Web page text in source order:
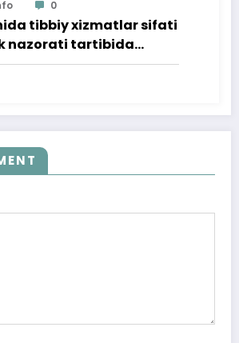
0
tibbiy xizmatlar sifati
nazorati tartibida